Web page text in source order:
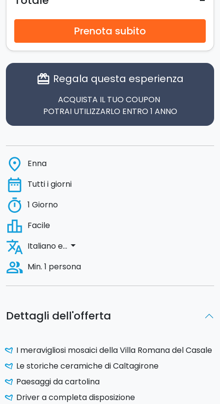
Dettagli dell'offerta
I meravigliosi mosaici della Villa Romana del Casale
Le storiche ceramiche di Caltagirone
Paesaggi da cartolina
Driver a completa disposizione
Prenota subito
card_giftcard Regala questa esperienza
ACQUISTA IL TUO COUPON
POTRAI UTILIZZARLO ENTRO 1 ANNO
place Enna
date_range Tutti i giorni
timer 1 Giorno
leaderboard Facile
translate Italiano e... arrow_drop_down
people_alt Min. 1 persona